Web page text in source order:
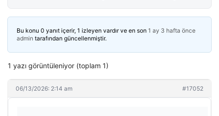
Bu konu 0 yanıt içerir, 1 izleyen vardır ve en son 1 ay 3 hafta önce
admin tarafından güncellenmiştir.
1 yazı görüntüleniyor (toplam 1)
06/13/2026: 2:14 am #17052